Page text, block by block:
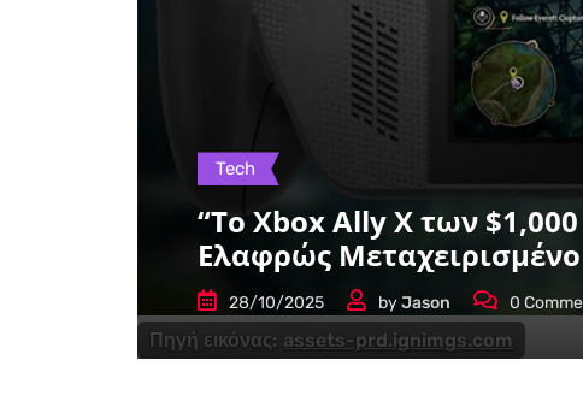
Πηγή εικόνας: assets-prd.ignimgs.com
Tech
“Το Xbox Ally X των
Ελαφρώς Μεταχειρισμένο
28/10/2025 byJason 0